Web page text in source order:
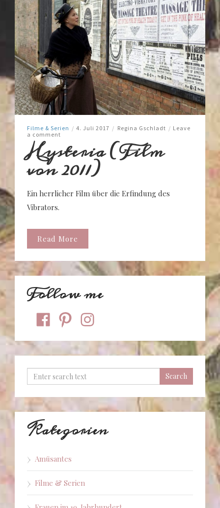
Filme & Serien / 4. Juli 2017 / Regina Gschladt / Leave
a comment
Hysteria (Film
von 2011)
Ein herrlicher Film über die Erfindung des
Vibrators.
Read More
Follow me
facebookpinterestinstagram
Kategorien
Amüsantes
Filme & Serien